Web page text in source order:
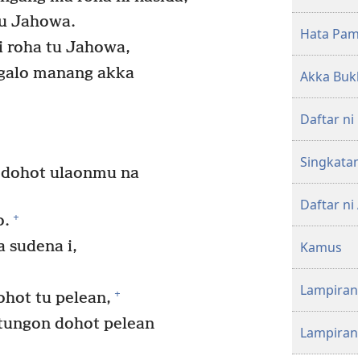
Jahowa.
roha tu Jahowa,
manang akka
ulaonmu na
+
sudena i,
tu pelean, +
dohot pelean
Hata
Akka
Daftar ni
Daftar ni
Kamus